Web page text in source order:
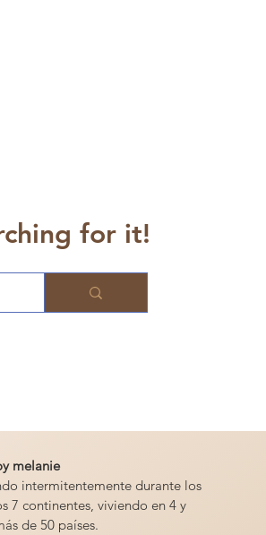
for it!
melanie
intermitentemente durante los
7 continentes, viviendo en 4 y
de 50 países.